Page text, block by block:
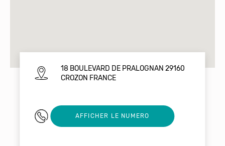
18 BOULEVARD DE PRALOGNAN 29160
CROZON FRANCE
0676238872
AFFICHER LE NUMERO